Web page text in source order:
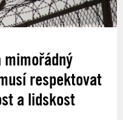
mimořádný
respektovat
a lidskost